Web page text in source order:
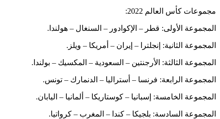
مجموعات كأس العالم 2022:
المجموعة الأولى: قطر – الإكوادور – السنغال – هولندا.
المجموعة الثانية: إنجلترا – إيران – أمريكا – ويلز.
المجموعة الثالثة: الأرجنتين – السعودية – المكسيك – بولندا.
المجموعة الرابعة: فرنسا – أستراليا – الدنمارك – تونس.
المجموعة الخامسة: إسبانيا – كوستاريكا – ألمانيا – اليابان.
المجموعة السادسة: بلجيكا – كندا – المغرب – كرواتيا.